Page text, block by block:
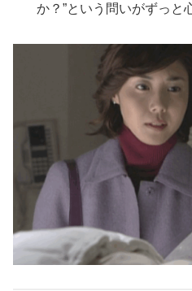
か？”という問いがずっと